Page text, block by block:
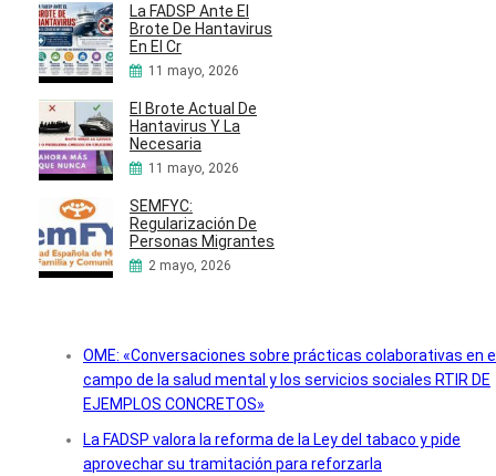
La FADSP Ante El
Brote De Hantavirus
En El Cr
11 mayo, 2026
El Brote Actual De
Hantavirus Y La
Necesaria
11 mayo, 2026
SEMFYC:
Regularización De
Personas Migrantes
2 mayo, 2026
OME: «Conversaciones sobre prácticas colaborativas en
campo de la salud mental y los servicios sociales RTIR DE
EJEMPLOS CONCRETOS»
La FADSP valora la reforma de la Ley del tabaco y pide
aprovechar su tramitación para reforzarla